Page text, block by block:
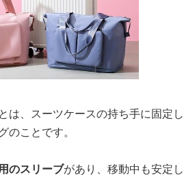
は、スーツケースの持ち手に固定し
のことです。
のスリーブがあり、移動中も安定し